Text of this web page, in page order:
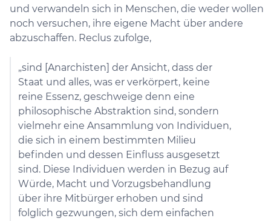
und verwandeln sich in Menschen, die weder wollen
noch versuchen, ihre eigene Macht über andere
abzuschaffen. Reclus zufolge,
„sind [Anarchisten] der Ansicht, dass der
Staat und alles, was er verkörpert, keine
reine Essenz, geschweige denn eine
philosophische Abstraktion sind, sondern
vielmehr eine Ansammlung von Individuen,
die sich in einem bestimmten Milieu
befinden und dessen Einfluss ausgesetzt
sind. Diese Individuen werden in Bezug auf
Würde, Macht und Vorzugsbehandlung
über ihre Mitbürger erhoben und sind
folglich gezwungen, sich dem einfachen